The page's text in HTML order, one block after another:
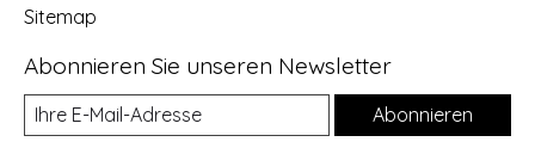
Sitemap
Abonnieren Sie unseren Newsletter
Abonnieren